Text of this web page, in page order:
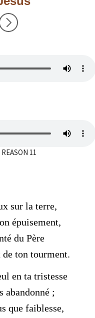
11
sur la terre,
épuisement,
du Père
ton tourment.
en ta tristesse
abandonné ;
que faiblesse,